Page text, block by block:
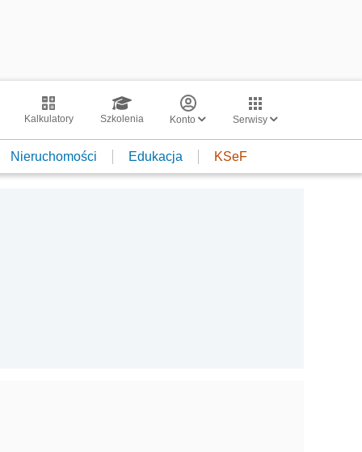
Kalkulatory Szkolenia Konto Serwisy
Nieruchomości Edukacja KSeF